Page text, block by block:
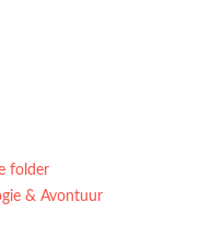
folder
& Avontuur